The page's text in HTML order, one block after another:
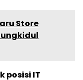
Store
posisi IT